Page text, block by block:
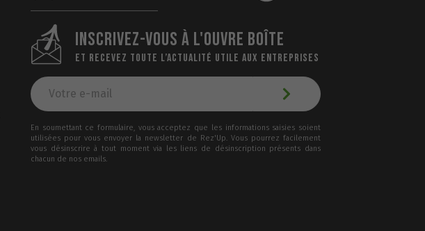
INSCRIVEZ-VOUS À L'OUVRE BOÎTE
ET RECEVEZ TOUTE L’ACTUALITÉ UTILE AUX ENTREPRISES
En soumettant ce formulaire, vous acceptez que les informations saisies soient
utilisées pour vous envoyer la newsletter de Rez'Up. Vous pourrez facilement
vous désinscrire à tout moment via les liens de désinscription présents dans
chacun de nos emails.